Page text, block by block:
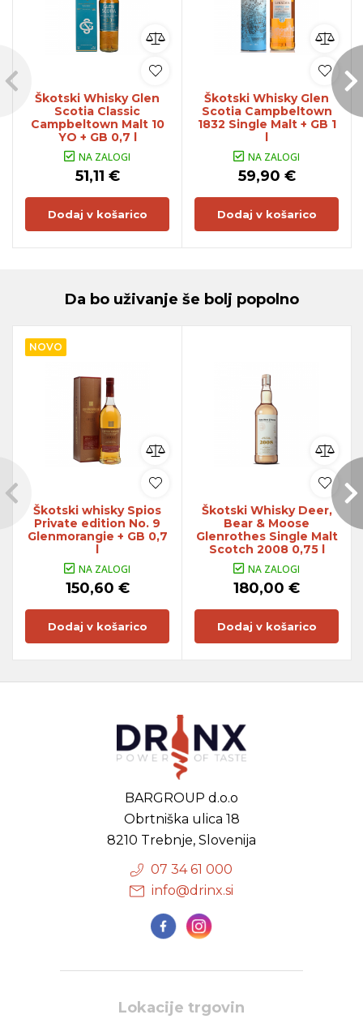
Škotski Whisky Glen
Scotia Classic
Campbeltown Malt 10
YO + GB 0,7 l
NA ZALOGI
51,11 €
Dodaj v košarico
Škotski Whisky Glen
Scotia Campbeltown
1832 Single Malt + GB 1
l
NA ZALOGI
59,90 €
Dodaj v košarico
Da bo uživanje še bolj popolno
NOVO
Škotski whisky Spios
Private edition No. 9
Glenmorangie + GB 0,7
l
NA ZALOGI
150,60 €
Dodaj v košarico
Škotski Whisky Deer,
Bear & Moose
Glenrothes Single Malt
Scotch 2008 0,75 l
NA ZALOGI
180,00 €
Dodaj v košarico
BARGROUP d.o.o
Obrtniška ulica 18
8210 Trebnje, Slovenija
07 34 61 000
info@drinx.si
Lokacije trgovin